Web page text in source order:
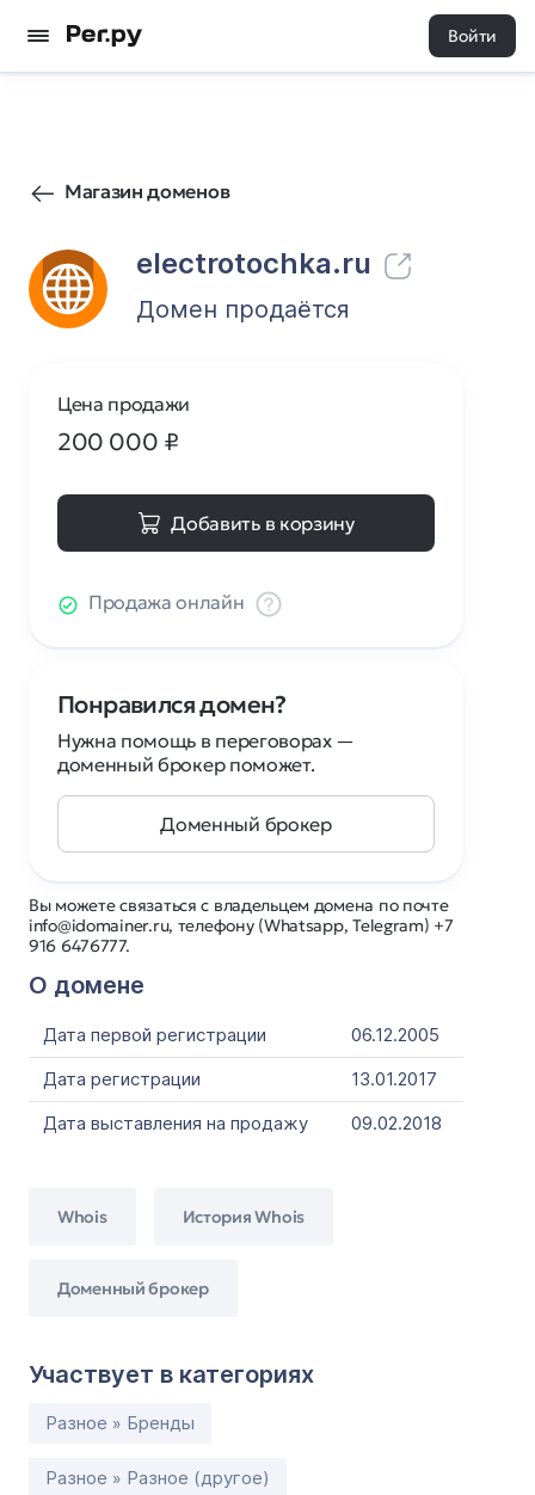
Войти
Магазин доменов
electrotochka.ru
114 0
Домен продаётся
Вы можете связаться с владельцем домена по почте
info@idomainer.ru, телефону (Whatsapp, Telegram) +7
916 6476777.
О домене
Дата первой регистрации
06.12.2005
Дата регистрации
13.01.2017
Дата выставления на продажу
09.02.2018
Whois История Whois
Доменный брокер
Участвует в категориях
Разное » Бренды
Разное » Разное (другое)
Цена продажи
200 000 ₽
Добавить в корзину
Продажа онлайн
Понравился домен?
Нужна помощь в переговорах —
доменный брокер поможет.
Доменный брокер